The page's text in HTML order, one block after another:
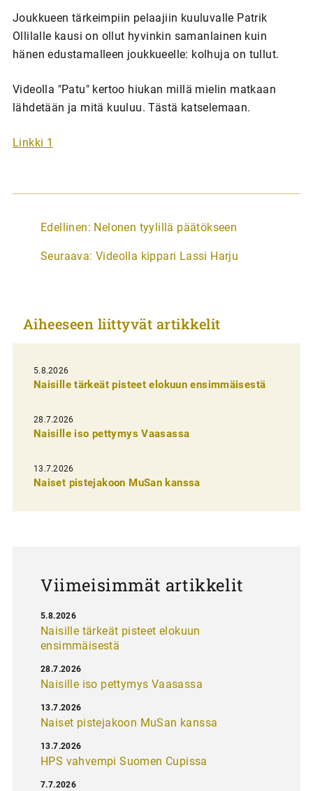
Joukkueen tärkeimpiin pelaajiin kuuluvalle Patrik
Ollilalle kausi on ollut hyvinkin samanlainen kuin
hänen edustamalleen joukkueelle: kolhuja on tullut.
Videolla "Patu" kertoo hiukan millä mielin matkaan
lähdetään ja mitä kuuluu. Tästä katselemaan.
Linkki 1
A
t
k
e
l
i
e
n
e
Edellinen: Nelonen tyylillä päätökseen
Seuraava: Videolla kippari Lassi Harju
Aiheeseen liittyvät artikkelit
5.8.2026
Naisille tärkeät pisteet elokuun ensimmäisestä
28.7.2026
Naisille iso pettymys Vaasassa
13.7.2026
Naiset pistejakoon MuSan kanssa
Viimeisimmät artikkelit
Naisille tärkeät pisteet elokuun
ensimmäisestä
5.8.2026
Naisille iso pettymys Vaasassa
28.7.2026
Naiset pistejakoon MuSan kanssa
13.7.2026
HPS vahvempi Suomen Cupissa
13.7.2026
7.7.2026